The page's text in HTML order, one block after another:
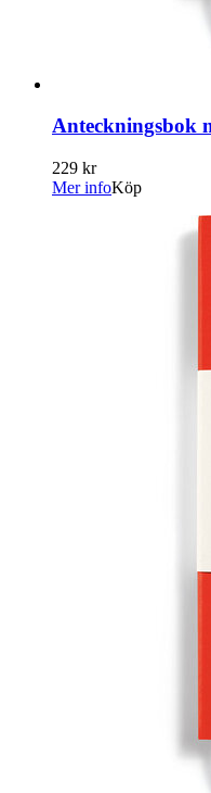
Anteckningsbok
229 kr
Mer infoKöp